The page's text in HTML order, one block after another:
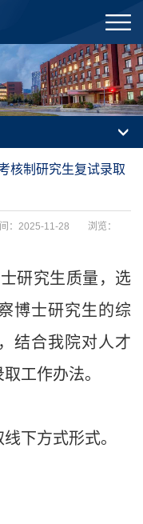
核制研究生复试录取
：2025-11-28
浏览：
研究生质量，选
博士研究生的综
结合我院对人才
工作办法。
下方式形式。